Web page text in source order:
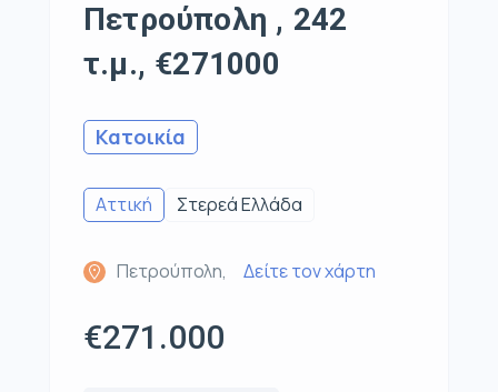
Πετρούπολη , 242
τ.μ., €271000
Κατοικία
Αττική Στερεά Ελλάδα
Πετρούπολη, Δείτε τον χάρτη
€271.000